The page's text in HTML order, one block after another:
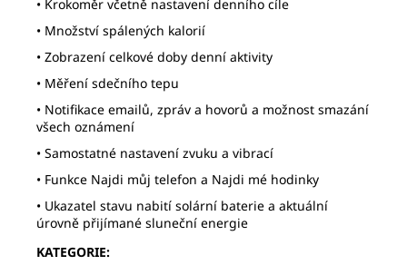
• Krokoměr včetně nastavení denního cíle
• Množství spálených kalorií
• Zobrazení celkové doby denní aktivity
• Měření sdečního tepu
• Notifikace emailů, zpráv a hovorů a možnost smazání
všech oznámení
• Samostatné nastavení zvuku a vibrací
• Funkce Najdi můj telefon a Najdi mé hodinky
• Ukazatel stavu nabití solární baterie a aktuální
úrovně přijímané sluneční energie
KATEGORIE: